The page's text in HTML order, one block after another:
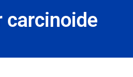
carcinoide